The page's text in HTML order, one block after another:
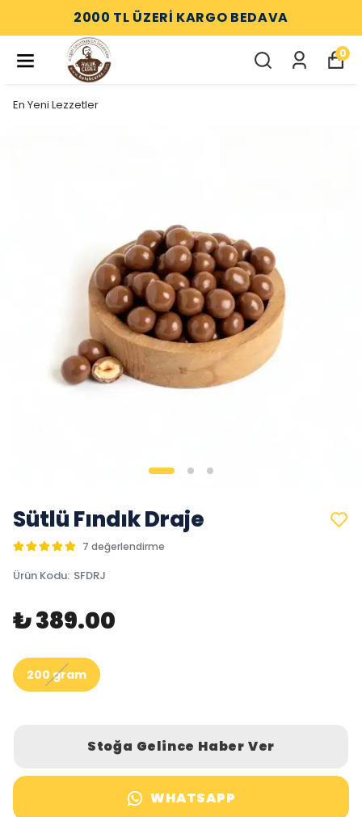
2000 TL ÜZERİ KARGO BEDAVA
0
En Yeni Lezzetler
Sütlü Fındık Draje
7 değerlendirme
Ürün Kodu: SFDRJ
₺ 389.00
200 gram
Stoğa Gelince Haber Ver
WHATSAPP